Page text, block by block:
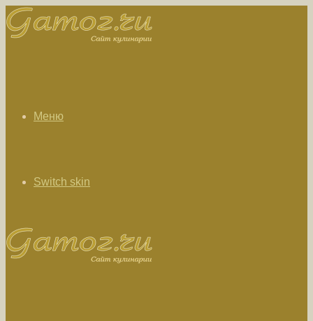
Меню
Switch skin